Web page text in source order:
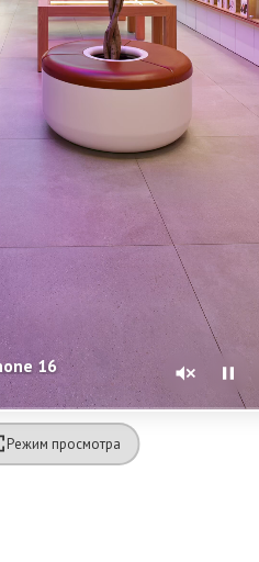
16
Режим просмотра